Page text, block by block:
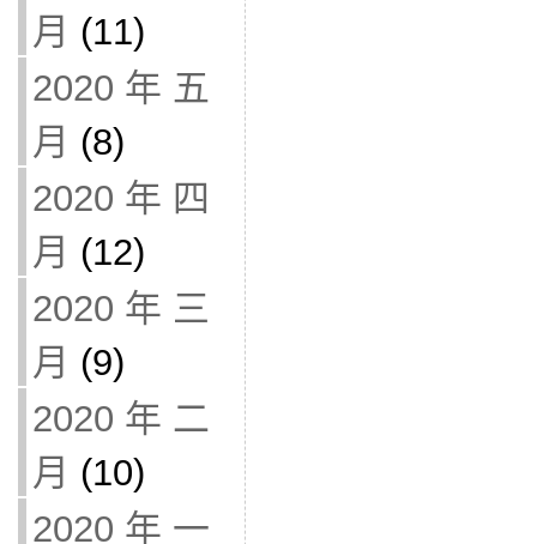
月 (11)
2020 年 五
月 (8)
2020 年 四
月 (12)
2020 年 三
月 (9)
2020 年 二
月 (10)
2020 年 一